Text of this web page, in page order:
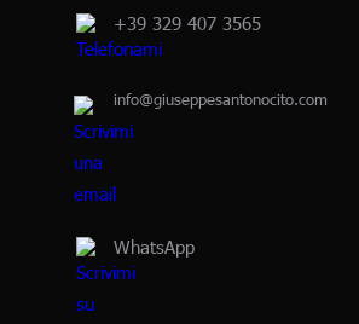
+39 329 407 3565
info@giuseppesantonocito.com
WhatsApp